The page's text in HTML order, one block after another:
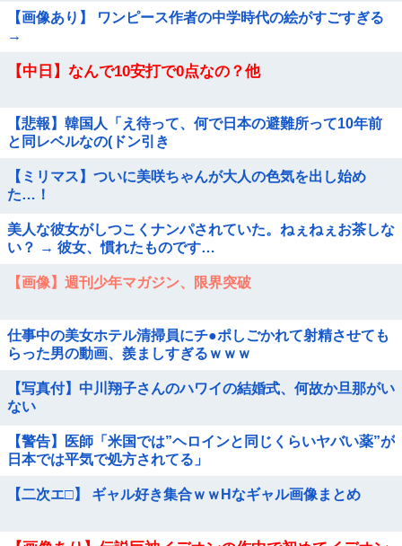
【画像あり】 ワンピース作者の中学時代の絵がすごすぎる
→
【中日】なんで10安打で0点なの？他
【悲報】韓国人「え待って、何で日本の避難所って10年前
と同レベルなの(ドン引き
【ミリマス】ついに美咲ちゃんが大人の色気を出し始め
た…！
美人な彼女がしつこくナンパされていた。ねぇねぇお茶しな
い？ → 彼女、慣れたものです…
【画像】週刊少年マガジン、限界突破
仕事中の美女ホテル清掃員にチ●ポしごかれて射精させても
らった男の動画、羨ましすぎるｗｗｗ
【写真付】中川翔子さんのハワイの結婚式、何故か旦那がい
ない
【警告】医師「米国では”ヘロインと同じくらいヤバい薬”が
日本では平気で処方されてる」
【二次エ□】 ギャル好き集合ｗｗHなギャル画像まとめ